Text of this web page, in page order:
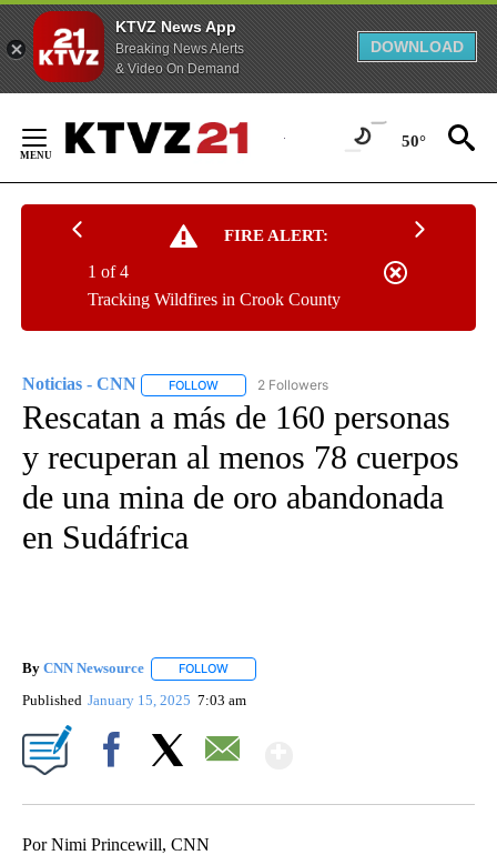
KTVZ News App
Breaking News Alerts
& Video On Demand
DOWNLOAD
Content
50°
FIRE ALERT:
Tracking Wildfires in Crook County
1 of 4
Noticias - CNN FOLLOW FOLLOW "NOTICIAS - CNN" TO RECEIVE
2 Followers
Rescatan a más de 160 personas
y recuperan al menos 78 cuerpos
de una mina de oro abandonada
en Sudáfrica
By CNN Newsource FOLLOW
Published January 15, 2025 7:03 am
Por Nimi Princewill, CNN